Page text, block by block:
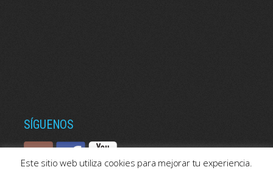
SÍGUENOS
Este sitio web utiliza cookies para mejorar tu experiencia.